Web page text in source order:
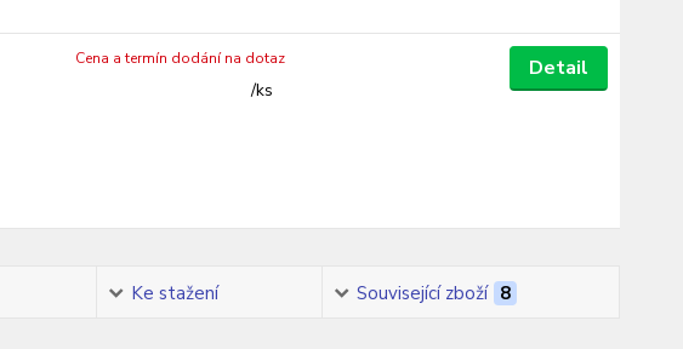
/ks
Cena a termín dodání na dotaz Detail
Ke stažení Související zboží 8